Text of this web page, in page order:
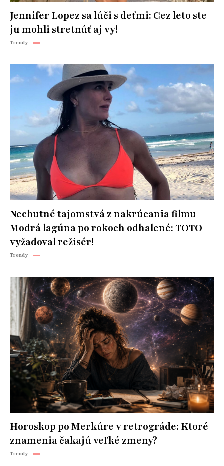
Jennifer Lopez sa lúči s deťmi: Cez leto ste
ju mohli stretnúť aj vy!
Trendy
Nechutné tajomstvá z nakrúcania filmu
Modrá lagúna po rokoch odhalené: TOTO
vyžadoval režisér!
Trendy
Horoskop po Merkúre v retrográde: Ktoré
znamenia čakajú veľké zmeny?
Trendy